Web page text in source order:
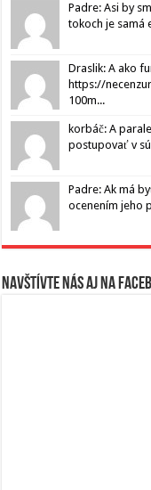
Padre: Asi by
tokoch je samá
Draslik: A ako
https://
100m...
korbáč: A
postupovať v
Padre: Ak má
ocenením jeho
Navštívte nás aj na